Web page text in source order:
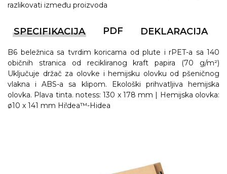
KANCELARIJA
KUĆNI SETOVI
OLOVKE
razlikovati između proizvoda
SPECIFIKACIJA PDF DEKLARACIJA
B6 beležnica sa tvrdim koricama od plute i rPET-a sa 140
običnih stranica od recikliranog kraft papira (70 g/m²)
Uključuje držač za olovke i hemijsku olovku od pšeničnog
vlakna i ABS-a sa klipom. Ekološki prihvatljiva hemijska
olovka. Plava tinta. notess: 130 x 178 mm | Hemijska olovka:
ø10 x 141 mm Hi!dea™-Hidea